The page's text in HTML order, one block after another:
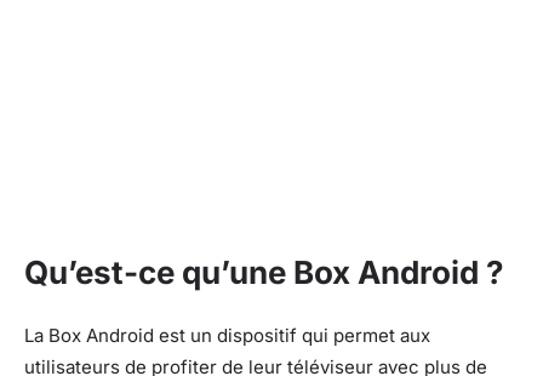
Qu’est-ce qu’une Box Android ?
La Box Android est un dispositif qui permet aux
utilisateurs de profiter de leur téléviseur avec plus de